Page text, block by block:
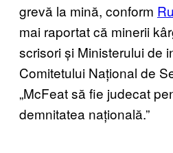
grevă la mină, conform
mai raportat că minerii
scrisori și Ministerului de
Comitetului Național de
„McFeat să fie judecat
demnitatea națională.”